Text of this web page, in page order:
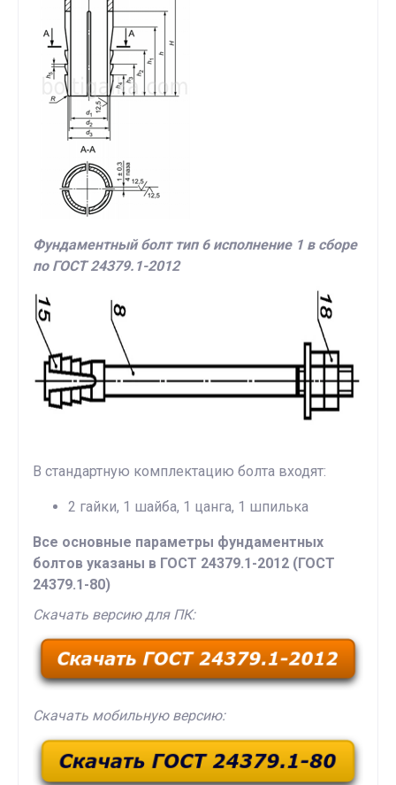
Фундаментный болт тип 6 исполнение 1 в сборе
по ГОСТ 24379.1-2012
В стандартную комплектацию болта входят:
2 гайки, 1 шайба, 1 цанга, 1 шпилька
Все основные параметры фундаментных
болтов указаны в ГОСТ 24379.1-2012 (ГОСТ
24379.1-80)
Скачать версию для ПК:
Скачать мобильную версию: